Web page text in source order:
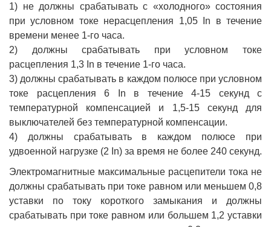
1) не должны срабатывать с «холодного» состояния
при условном токе нерасцепления 1,05 In в течение
времени менее 1-го часа.
2) должны срабатывать при условном токе
расцепления 1,3 In в течение 1-го часа.
3) должны срабатывать в каждом полюсе при условном
токе расцепления 6 In в течение 4-15 секунд с
температурной компенсацией и 1,5-15 секунд для
выключателей без температурной компенсации.
4) должны срабатывать в каждом полюсе при
удвоенной нагрузке (2 In) за время не более 240 секунд.
Электромагнитные максимальные расцепители тока не
должны срабатывать при токе равном или меньшем 0,8
уставки по току короткого замыкания и должны
срабатывать при токе равном или большем 1,2 уставки